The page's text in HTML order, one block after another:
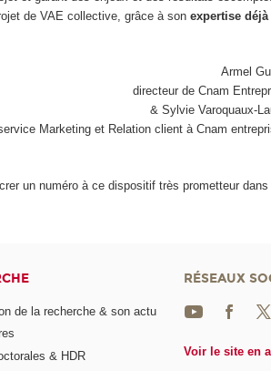
de VAE collective, grâce à sonexpertise déjà
Armel
directeur de Cnam
& Sylvie Varoquaux-
Marketing et Relation client à Cnam
un numéro à ce dispositif très prometteur dans
de la recherche & son actu
& HDR
RÉSEAUX
Voir le site en